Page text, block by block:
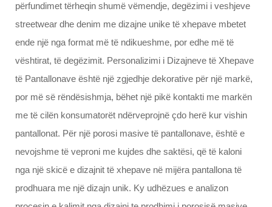
përfundimet tërheqin shumë vëmendje, degëzimi i veshjeve
streetwear dhe denim me dizajne unike të xhepave mbetet
ende një nga format më të ndikueshme, por edhe më të
vështirat, të degëzimit. Personalizimi i Dizajneve të Xhepave
të Pantallonave është një zgjedhje dekorative për një markë,
por më së rëndësishmja, bëhet një pikë kontakti me markën
me të cilën konsumatorët ndërveprojnë çdo herë kur vishin
pantallonat. Për një porosi masive të pantallonave, është e
nevojshme të veproni me kujdes dhe saktësi, që të kaloni
nga një skicë e dizajnit të xhepave në mijëra pantallona të
prodhuara me një dizajn unik. Ky udhëzues e analizon